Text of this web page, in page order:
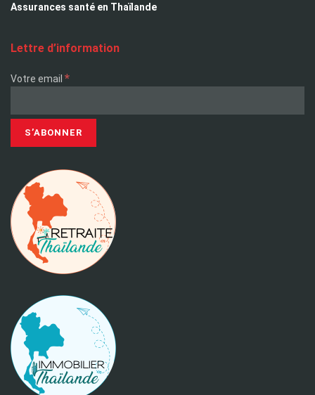
Assurances santé en Thaïlande
Lettre d’information
Votre email *